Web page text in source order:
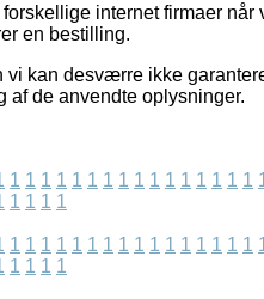
internet firmaer når
en bestilling.
kan desværre ikke
af de anvendte oplysninger.
1 1 1 1 1 1 1 1 1 1 1 1 1 1 1 1
1 1 1 1
1 1 1 1 1 1 1 1 1 1 1 1 1 1 1 1
1 1 1 1